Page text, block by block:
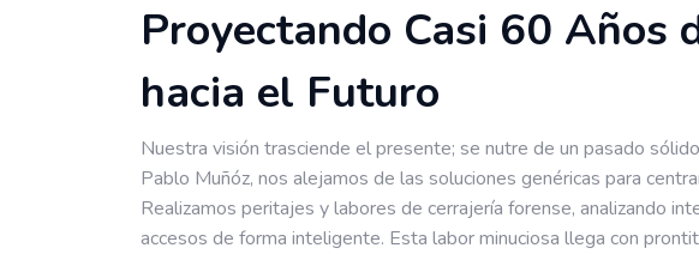
Proyectando Casi 60 Años
hacia el Futuro
Nuestra visión trasciende el presente; se nutre de un pasado
Pablo Muñóz, nos alejamos de las soluciones genéricas para
Realizamos peritajes y labores de cerrajería forense, analizando
accesos de forma inteligente. Esta labor minuciosa llega con